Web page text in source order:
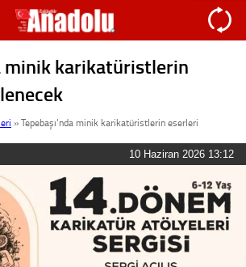
minik karikatüristlerin
»Tepebaşı’nda minik karikatüristlerin eserleri
10 Haziran 2026 13:12